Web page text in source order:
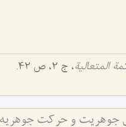
المتعالیة، ج 2، ص 42.